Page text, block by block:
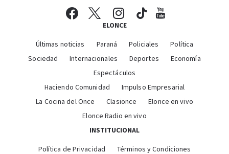
ELONCE
Últimas noticias Paraná Policiales
Política
Sociedad
Internacionales Deportes
Economía
Espectáculos
Haciendo Comunidad
Impulso Empresarial
La Cocina del Once
Clasionce
Elonce en vivo
Elonce Radio en vivo
INSTITUCIONAL
Política de Privacidad Términos y Condiciones